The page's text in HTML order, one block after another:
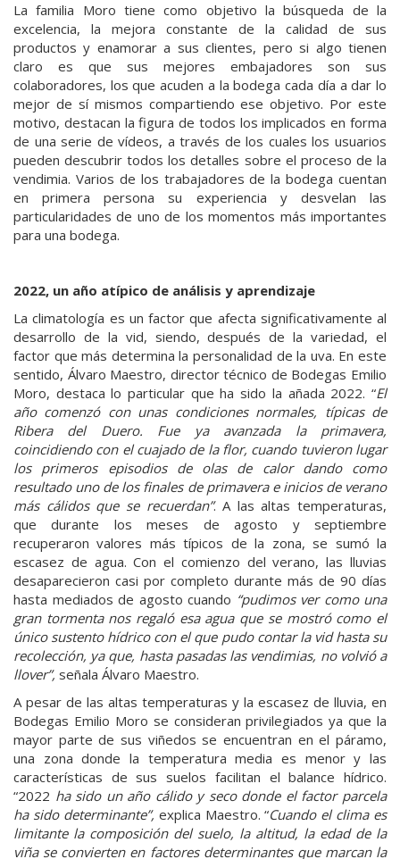
La familia Moro tiene como objetivo la búsqueda de la
excelencia, la mejora constante de la calidad de sus
productos y enamorar a sus clientes, pero si algo tienen
claro es que sus mejores embajadores son sus
colaboradores, los que acuden a la bodega cada día a dar lo
mejor de sí mismos compartiendo ese objetivo. Por este
motivo, destacan la figura de todos los implicados en forma
de una serie de vídeos, a través de los cuales los usuarios
pueden descubrir todos los detalles sobre el proceso de la
vendimia. Varios de los trabajadores de la bodega cuentan
en primera persona su experiencia y desvelan las
particularidades de uno de los momentos más importantes
para una bodega.
2022, un año atípico de análisis y aprendizaje
La climatología es un factor que afecta significativamente al
desarrollo de la vid, siendo, después de la variedad, el
factor que más determina la personalidad de la uva. En este
sentido, Álvaro Maestro, director técnico de Bodegas Emilio
Moro, destaca lo particular que ha sido la añada 2022. “El
año comenzó con unas condiciones normales, típicas de
Ribera del Duero. Fue ya avanzada la primavera,
coincidiendo con el cuajado de la flor, cuando tuvieron lugar
los primeros episodios de olas de calor dando como
resultado uno de los finales de primavera e inicios de verano
más cálidos que se recuerdan”. A las altas temperaturas,
que durante los meses de agosto y septiembre
recuperaron valores más típicos de la zona, se sumó la
escasez de agua. Con el comienzo del verano, las lluvias
desaparecieron casi por completo durante más de 90 días
hasta mediados de agosto cuando “pudimos ver como una
gran tormenta nos regaló esa agua que se mostró como el
único sustento hídrico con el que pudo contar la vid hasta su
recolección, ya que, hasta pasadas las vendimias, no volvió a
llover”, señala Álvaro Maestro.
A pesar de las altas temperaturas y la escasez de lluvia, en
Bodegas Emilio Moro se consideran privilegiados ya que la
mayor parte de sus viñedos se encuentran en el páramo,
una zona donde la temperatura media es menor y las
características de sus suelos facilitan el balance hídrico.
“2022 ha sido un año cálido y seco donde el factor parcela
ha sido determinante”, explica Maestro. “Cuando el clima es
limitante la composición del suelo, la altitud, la edad de la
viña se convierten en factores determinantes que marcan la